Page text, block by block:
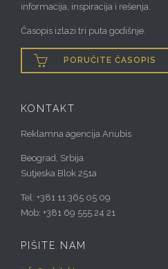
informacija, inspiracija i rešenja.
Časopis izlazi tri puta godišnje.
 PORUČITE ČASOPIS
KONTAKT
Reklamna agencija Anubis
Beograd, Srbija
Sutjeska Blok 251a
Tel: +381 11 365 05 09
Mob: +381 69 555 24 21
PIŠITE NAM